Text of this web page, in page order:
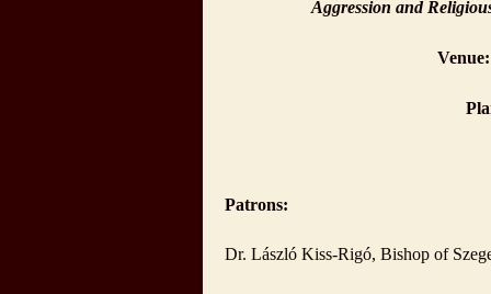
Aggression and
Venue:
Patrons:
Dr. László Kiss-Rigó, Bishop of